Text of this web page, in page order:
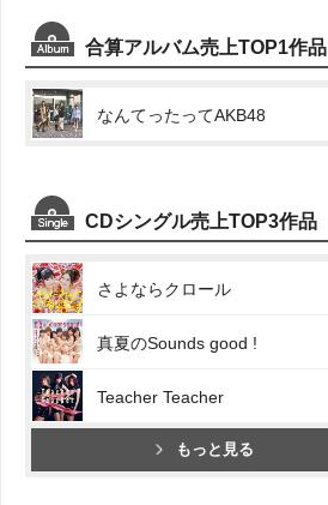
合算アルバム売上TOP1作品
なんてったってAKB48
CDシングル売上TOP3作品
さよならクロール
真夏のSounds good !
Teacher Teacher
もっと見る